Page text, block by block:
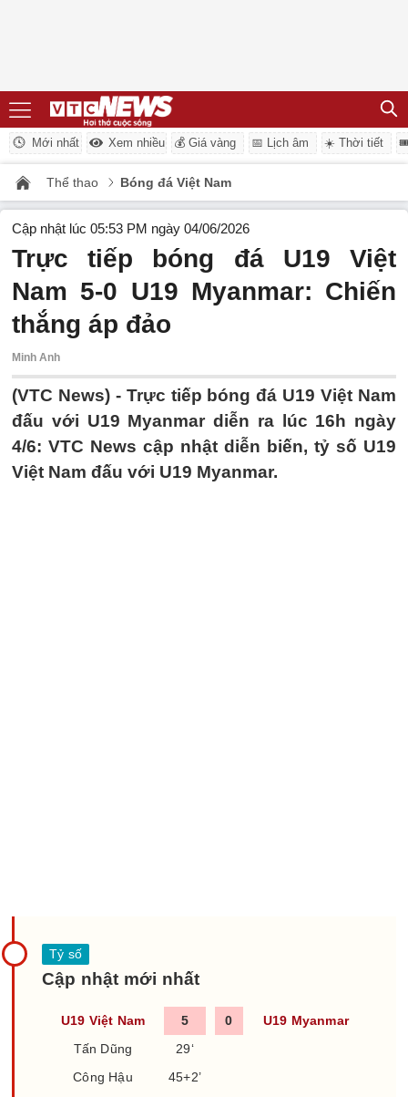
Mới nhất Xem nhiều 💰 Giá vàng 📅 Lịch âm ☀️ Thời tiết
Thể thao Bóng đá Việt Nam
Cập nhật lúc 05:53 PM ngày 04/06/2026
Trực tiếp bóng đá U19 Việt
Nam 5-0 U19 Myanmar: Chiến
thắng áp đảo
Minh Anh
(VTC News) - Trực tiếp bóng đá U19 Việt Nam
đấu với U19 Myanmar diễn ra lúc 16h ngày
4/6: VTC News cập nhật diễn biến, tỷ số U19
Việt Nam đấu với U19 Myanmar.
Cập nhật mới nhất
U19 Việt Nam 5 0
U19 Myanmar
Tấn Dũng
29‘
Công Hậu
45+2’